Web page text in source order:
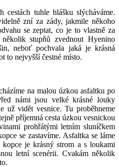
cestách tuhle hlášku slýcháváme.
zní za zády, jakmile někoho
se zeptat, co je to vlastně za
stupňů zvednout Hyenino
neboť pochvala jaká je krásná
to nejvyšší čestné místo.
na malou úzkou asfaltku po
námi jsou velké krásné louky
už vidět vesnice. Tu proběhneme
příjemná cesta úzkou vesnickou
prohřátými letním sluníčkem
se zastavíme. Asfaltka se láme
je krásný strom a s loukami
letní scenérii. Cvakám několik